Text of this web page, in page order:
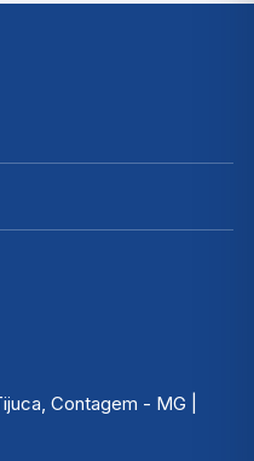
Contagem - MG |